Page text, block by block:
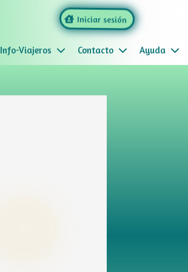
Iniciar sesión
Info-Viajeros Contacto Ayuda